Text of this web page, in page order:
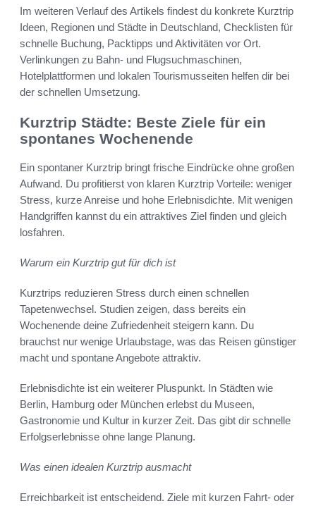
Im weiteren Verlauf des Artikels findest du konkrete Kurztrip
Ideen, Regionen und Städte in Deutschland, Checklisten für
schnelle Buchung, Packtipps und Aktivitäten vor Ort.
Verlinkungen zu Bahn- und Flugsuchmaschinen,
Hotelplattformen und lokalen Tourismusseiten helfen dir bei
der schnellen Umsetzung.
Kurztrip Städte: Beste Ziele für ein
spontanes Wochenende
Ein spontaner Kurztrip bringt frische Eindrücke ohne großen
Aufwand. Du profitierst von klaren Kurztrip Vorteile: weniger
Stress, kurze Anreise und hohe Erlebnisdichte. Mit wenigen
Handgriffen kannst du ein attraktives Ziel finden und gleich
losfahren.
Warum ein Kurztrip gut für dich ist
Kurztrips reduzieren Stress durch einen schnellen
Tapetenwechsel. Studien zeigen, dass bereits ein
Wochenende deine Zufriedenheit steigern kann. Du
brauchst nur wenige Urlaubstage, was das Reisen günstiger
macht und spontane Angebote attraktiv.
Erlebnisdichte ist ein weiterer Pluspunkt. In Städten wie
Berlin, Hamburg oder München erlebst du Museen,
Gastronomie und Kultur in kurzer Zeit. Das gibt dir schnelle
Erfolgserlebnisse ohne lange Planung.
Was einen idealen Kurztrip ausmacht
Erreichbarkeit ist entscheidend. Ziele mit kurzen Fahrt- oder